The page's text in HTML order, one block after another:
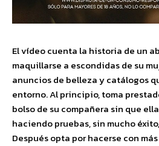
El vídeo cuenta la historia de un
maquillarse a escondidas de su
anuncios de belleza y catálogos
entorno. Al principio, toma
bolso de su compañera sin que
haciendo pruebas, sin mucho
Después opta por hacerse con